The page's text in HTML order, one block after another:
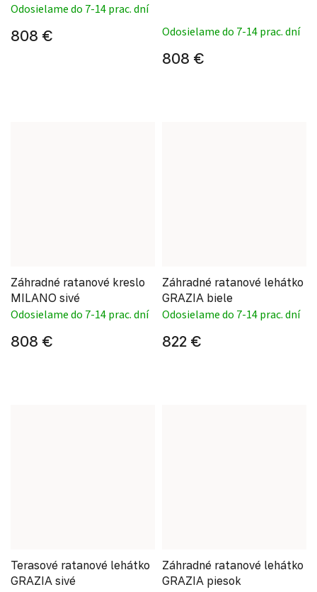
Odosielame do 7-14 prac. dní
808 € Odosielame do 7-14 prac. dní
808 €
Záhradné ratanové kreslo
MILANO sivé
Odosielame do 7-14 prac. dní
808 €
Záhradné ratanové lehátko
GRAZIA biele
Odosielame do 7-14 prac. dní
822 €
Terasové ratanové lehátko
GRAZIA sivé
Záhradné ratanové lehátko
GRAZIA piesok